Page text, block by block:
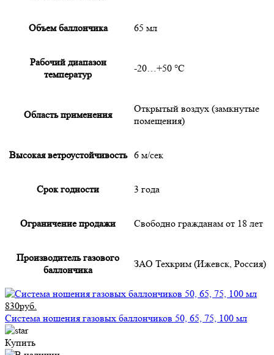
Объем баллончика 65 мл
Рабочий диапазон
температур
-20…+50 °С
Область применения
Открытый воздух (замкнутые
помещения)
Высокая ветроустойчивость 6 м/сек
Срок годности 3 года
Ограничение продажи Свободно гражданам от 18 лет
Производитель газового
баллончика
ЗАО Техкрим (Ижевск, Россия)
830руб.
Система ношения газовых баллончиков 50, 65, 75, 100 мл
Купить